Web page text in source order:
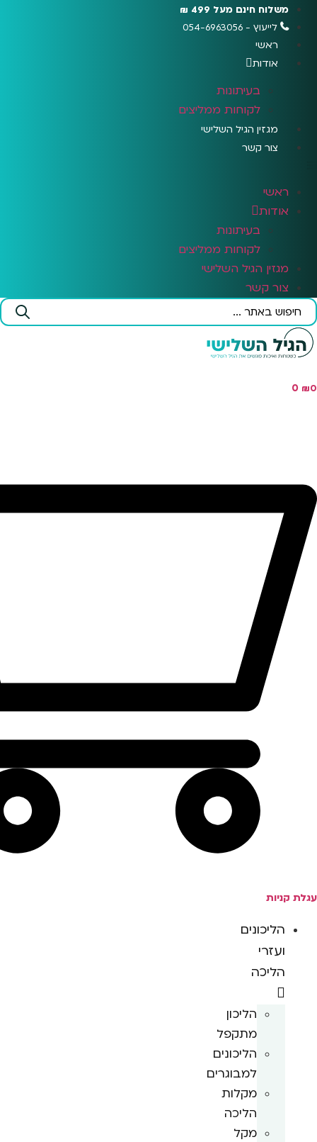
לתוכן
משלוח חינם מעל 499 ₪
לייעוץ - 054-6963056
ראשי
אודות
בעיתונות
לקוחות ממליצים
מגזין הגיל השלישי
צור קשר
ראשי
אודות
בעיתונות
לקוחות ממליצים
מגזין הגיל השלישי
צור קשר
Search
...
₪0
0
עגלת קניות
הליכונים
ועזרי
הליכה
הליכון
מתקפל
הליכונים
למבוגרים
מקלות
הליכה
מקל